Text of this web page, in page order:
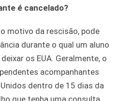
é cancelado?
motivo da rescisão, pode
durante o qual um aluno
os EUA. Geralmente, o
acompanhantes
dentro de 15 dias da